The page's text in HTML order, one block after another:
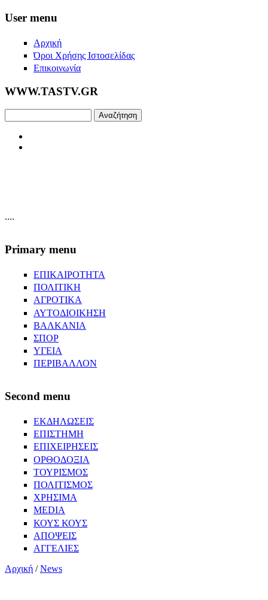
Skip to main content
User menu
Αρχική
Όροι Χρήσης Ιστοσελίδας
Επικοινωνία
WWW.TASTV.GR
....
Primary menu
ΕΠΙΚΑΙΡΟΤΗΤΑ
ΠΟΛΙΤΙΚΗ
ΑΓΡΟΤΙΚΑ
ΑΥΤΟΔΙΟΙΚΗΣΗ
ΒΑΛΚΑΝΙΑ
ΣΠΟΡ
ΥΓΕΙΑ
ΠΕΡΙΒΑΛΛΟΝ
Second menu
ΕΚΔΗΛΩΣΕΙΣ
ΕΠΙΣΤΗΜΗ
ΕΠΙΧΕΙΡΗΣΕΙΣ
ΟΡΘΟΔΟΞΙΑ
ΤΟΥΡΙΣΜΟΣ
ΠΟΛΙΤΙΣΜΟΣ
ΧΡΗΣΙΜΑ
MEDIA
ΚΟΥΣ ΚΟΥΣ
ΑΠΟΨΕΙΣ
ΑΓΓΕΛΙΕΣ
Αρχική /News